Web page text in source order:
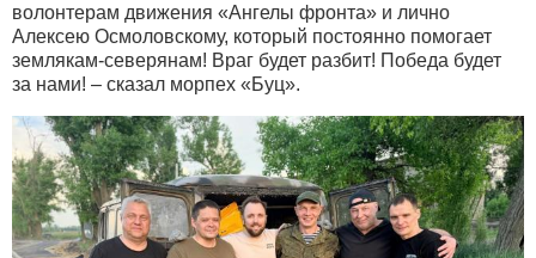
волонтерам движения «Ангелы фронта» и лично
Алексею Осмоловскому, который постоянно помогает
землякам-северянам! Враг будет разбит! Победа будет
за нами! – сказал морпех «Буц».